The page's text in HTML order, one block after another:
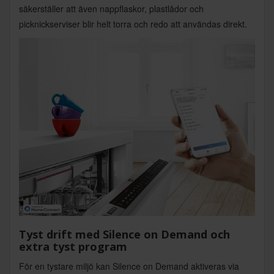
säkerställer att även nappflaskor, plastlådor och
picknickserviser blir helt torra och redo att användas direkt.
Tyst drift med Silence on Demand och
extra tyst program
För en tystare miljö kan Silence on Demand aktiveras via